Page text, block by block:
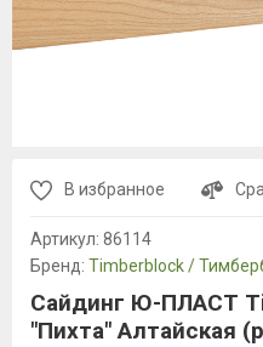
В избранное
Артикул: 86114
Бренд: Timberblock /
Сайдинг Ю-ПЛАСТ
"Пихта" Алтайская